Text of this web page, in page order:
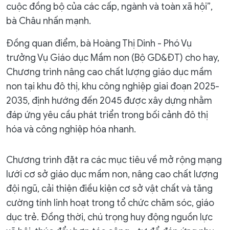
cuộc đồng bộ của các cấp, ngành và toàn xã hội”,
bà Châu nhấn mạnh.
Đồng quan điểm, bà Hoàng Thị Dinh - Phó Vụ
trưởng Vụ Giáo dục Mầm non (Bộ GD&ĐT) cho hay,
Chương trình nâng cao chất lượng giáo dục mầm
non tại khu đô thị, khu công nghiệp giai đoạn 2025-
2035, định hướng đến 2045 được xây dựng nhằm
đáp ứng yêu cầu phát triển trong bối cảnh đô thị
hóa và công nghiệp hóa nhanh.
Chương trình đặt ra các mục tiêu về mở rộng mạng
lưới cơ sở giáo dục mầm non, nâng cao chất lượng
đội ngũ, cải thiện điều kiện cơ sở vật chất và tăng
cường tính linh hoạt trong tổ chức chăm sóc, giáo
dục trẻ. Đồng thời, chú trọng huy động nguồn lực